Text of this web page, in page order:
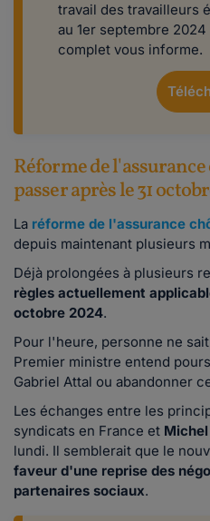
travail des travailleurs
au 1er septembre
complet vous informe.
Réforme de l'assurance
passer après le 31
La réforme de l'assurance
depuis maintenant plusieurs
Déjà prolongées à plusieurs
règles actuellement
octobre 2024.
Pour l'heure, personne ne
Premier ministre entend
Gabriel Attal ou abandonner
Les échanges entre les
syndicats en France et
lundi. Il semblerait que le
faveur d'une reprise des
partenaires sociaux.